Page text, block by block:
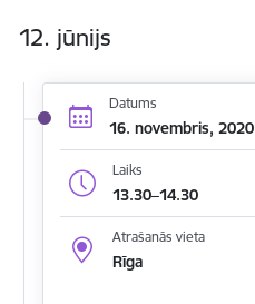
12. jūnijs
Datums
16. novembris, 2020
Laiks
13.30–14.30
Atrašanās vieta
Rīga